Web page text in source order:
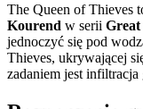
The Queen of Thieves
Kourend w serii
jednoczyć się pod
Thieves, ukrywającej
zadaniem jest